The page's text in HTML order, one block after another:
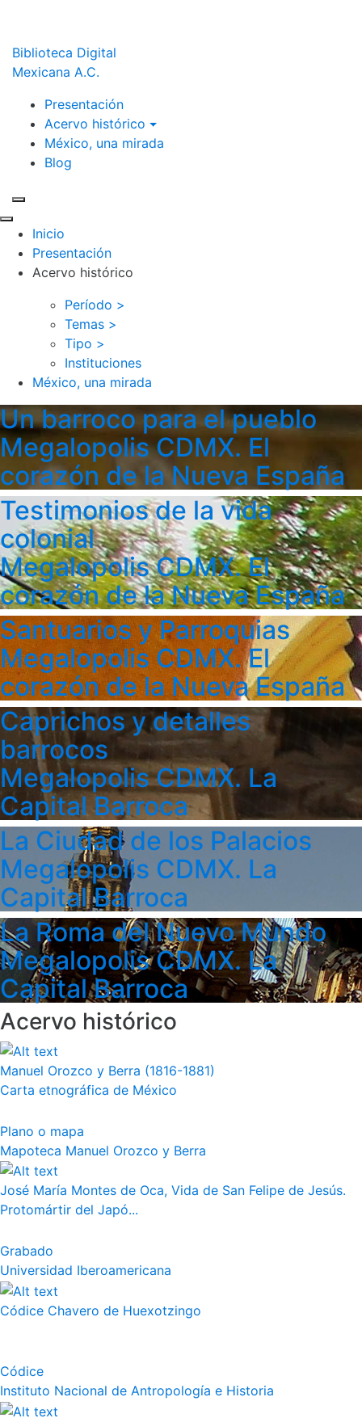
Biblioteca Digital
Mexicana A.C.
Presentación
Acervo histórico
México, una mirada
Blog
Inicio
Presentación
Acervo histórico
Período >
Temas >
Tipo >
Instituciones
México, una mirada
Un barroco para el pueblo
Megalopolis CDMX. El
corazón de la Nueva España
Testimonios de la vida
colonial
Megalopolis CDMX. El
corazón de la Nueva España
Santuarios y Parroquias
Megalopolis CDMX. El
corazón de la Nueva España
Caprichos y detalles
barrocos
Megalopolis CDMX. La
Capital Barroca
La Ciudad de los Palacios
Megalopolis CDMX. La
Capital Barroca
La Roma del Nuevo Mundo
Megalopolis CDMX. La
Capital Barroca
Acervo histórico
Manuel Orozco y Berra (1816-1881)
Carta etnográfica de México
Plano o mapa
Mapoteca Manuel Orozco y Berra
José María Montes de Oca, Vida de San Felipe de Jesús.
Protomártir del Japó...
Grabado
Universidad Iberoamericana
Códice Chavero de Huexotzingo
Códice
Instituto Nacional de Antropología e Historia